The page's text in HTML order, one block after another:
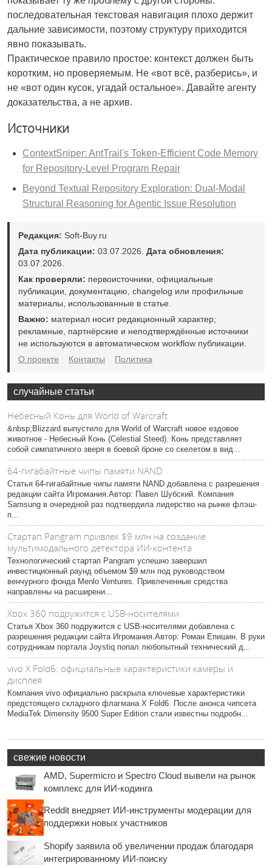
последовательная текстовая навигация плохо держит
дальние зависимости, поэтому структуру приходится
явно показывать.
Практическое правило простое: контекст должен быть
коротким, но проверяемым. Не «вот всё, разберись», и
не «вот один кусок, угадай остальное». Давайте агенту
доказательства, а не архив.
Источники
ContextSniper: AntTrail's Token-Efficient Code Memory
for Repository-Level Program Repair
Beyond Textual Repository Exploration: Dual-Modal
Structural Reasoning for Agentic Issue Resolution
Редакция: Soft-Buy.ru
Дата публикации: 03.07.2026. Дата обновления:
03.07.2026.
Как проверяли: первоисточники, официальные
публикации, документацию, changelog или профильные
материалы, использованные в статье.
Важно: материал носит редакционный характер;
рекламные, партнёрские и неподтверждённые источники
не используются в автоматическом workflow публикации.
О проекте
Контакты Политика
случайные статьи
Небесный Конь для World of Warcraft
&nbsp;Blizzard выпустило для World of Warcraft новое ездовое
животное - Небесный Конь (Celestial Steed). Конь представляет
собой симпатичного зверя в боевой броне со скелетом в вид...
64-гигабайтные чипы памяти NAND
Статья 64-гигабайтные чипы памяти NAND добавлена с разрешения
редакции сайта Игромания.Автор: Павел Шубский. Компания
Samsung в очередной раз подтвердила лидерство на рынке флэш-
п...
Стартап Pangram привлек $9 млн на создание
мультимодального детектора ИИ-контента
Технологический стартап Pangram успешно завершил
инвестиционный раунд объемом $9 млн под руководством
венчурного фонда Menlo Ventures. Привлеченные средства
направлены на расширени...
Xbox 360 подружится с USB-носителями
Статья Xbox 360 подружится с USB-носителями добавлена с
разрешения редакции сайта Игромания.Автор: Роман Епишин. В руки
сотрудникам портала Joystiq попал любопытный технический д...
vivo X Fold6: официальные характеристики камеры и
дисплея
Компания vivo официально раскрыла ключевые характеристики
предстоящего складного флагмана X Fold6. После анонса чипсета
MediaTek Dimensity 9500 Super Edition стали известны подробн...
свежие новости
AMD, Supermicro и Spectro Cloud вывели на рынок
комплекс для ИИ-кодинга
Reddit внедряет ИИ-инструменты модерации для
поддержки новых участников
Shopify заявила об увеличении продаж благодаря
интегрированному ИИ-поиску